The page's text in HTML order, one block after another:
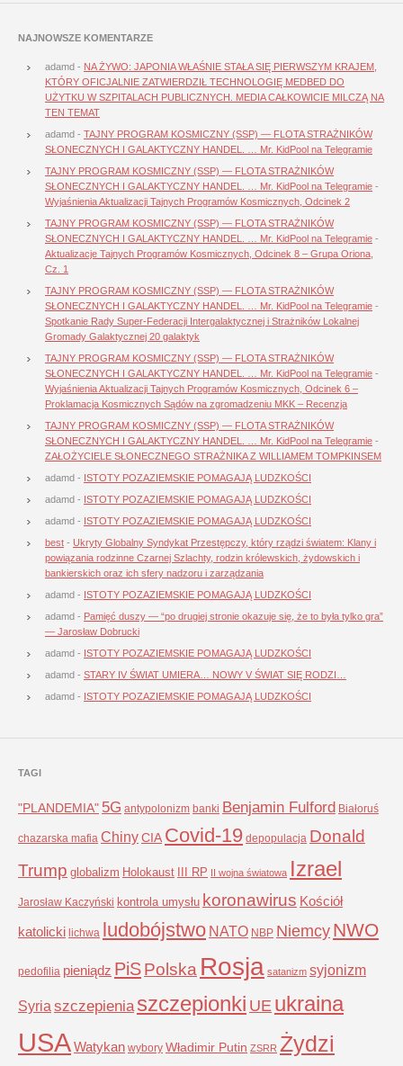
NAJNOWSZE KOMENTARZE
adamd - NA ŻYWO: JAPONIA WŁAŚNIE STAŁA SIĘ PIERWSZYM KRAJEM,
KTÓRY OFICJALNIE ZATWIERDZIŁ TECHNOLOGIĘ MEDBED DO
UŻYTKU W SZPITALACH PUBLICZNYCH. MEDIA CAŁKOWICIE MILCZĄ NA
TEN TEMAT
adamd - TAJNY PROGRAM KOSMICZNY (SSP) — FLOTA STRAŻNIKÓW
SŁONECZNYCH I GALAKTYCZNY HANDEL. … Mr. KidPool na Telegramie
TAJNY PROGRAM KOSMICZNY (SSP) — FLOTA STRAŻNIKÓW
SŁONECZNYCH I GALAKTYCZNY HANDEL. … Mr. KidPool na Telegramie -
Wyjaśnienia Aktualizacji Tajnych Programów Kosmicznych, Odcinek 2
TAJNY PROGRAM KOSMICZNY (SSP) — FLOTA STRAŻNIKÓW
SŁONECZNYCH I GALAKTYCZNY HANDEL. … Mr. KidPool na Telegramie -
Aktualizacje Tajnych Programów Kosmicznych, Odcinek 8 – Grupa Oriona,
Cz. 1
TAJNY PROGRAM KOSMICZNY (SSP) — FLOTA STRAŻNIKÓW
SŁONECZNYCH I GALAKTYCZNY HANDEL. … Mr. KidPool na Telegramie -
Spotkanie Rady Super-Federacji Intergalaktycznej i Strażników Lokalnej
Gromady Galaktycznej 20 galaktyk
TAJNY PROGRAM KOSMICZNY (SSP) — FLOTA STRAŻNIKÓW
SŁONECZNYCH I GALAKTYCZNY HANDEL. … Mr. KidPool na Telegramie -
Wyjaśnienia Aktualizacji Tajnych Programów Kosmicznych, Odcinek 6 –
Proklamacja Kosmicznych Sądów na zgromadzeniu MKK – Recenzja
TAJNY PROGRAM KOSMICZNY (SSP) — FLOTA STRAŻNIKÓW
SŁONECZNYCH I GALAKTYCZNY HANDEL. … Mr. KidPool na Telegramie -
ZAŁOŻYCIELE SŁONECZNEGO STRAŻNIKA Z WILLIAMEM TOMPKINSEM
adamd - ISTOTY POZAZIEMSKIE POMAGAJĄ LUDZKOŚCI
adamd - ISTOTY POZAZIEMSKIE POMAGAJĄ LUDZKOŚCI
adamd - ISTOTY POZAZIEMSKIE POMAGAJĄ LUDZKOŚCI
best - Ukryty Globalny Syndykat Przestępczy, który rządzi światem: Klany i
powiązania rodzinne Czarnej Szlachty, rodzin królewskich, żydowskich i
bankierskich oraz ich sfery nadzoru i zarządzania
adamd - ISTOTY POZAZIEMSKIE POMAGAJĄ LUDZKOŚCI
adamd - Pamięć duszy — “po drugiej stronie okazuje się, że to była tylko gra”
— Jarosław Dobrucki
adamd - ISTOTY POZAZIEMSKIE POMAGAJĄ LUDZKOŚCI
adamd - STARY IV ŚWIAT UMIERA… NOWY V ŚWIAT SIĘ RODZI…
adamd - ISTOTY POZAZIEMSKIE POMAGAJĄ LUDZKOŚCI
TAGI
"PLANDEMIA" 5G antypolonizm banki Benjamin Fulford Białoruś
chazarska mafia ChinyCIA Covid-19 depopulacja Donald
Trump globalizm Holokaust III RP II wojna światowa Izrael
Jarosław Kaczyński kontrola umysłu koronawirus Kościół
katolicki lichwa ludobójstwo NATO NBP NiemcyNWO
pedofilia pieniądz PiSPolska Rosja satanizm syjonizm
Syria szczepienia szczepionki UE ukraina
USAWatykan wybory Władimir Putin ZSRR Żydzi